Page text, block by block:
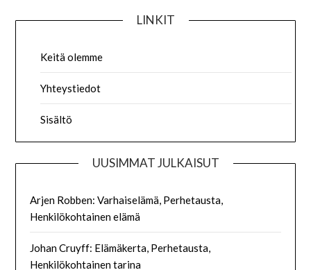
LINKIT
Keitä olemme
Yhteystiedot
Sisältö
UUSIMMAT JULKAISUT
Arjen Robben: Varhaiselämä, Perhetausta,
Henkilökohtainen elämä
Johan Cruyff: Elämäkerta, Perhetausta,
Henkilökohtainen tarina